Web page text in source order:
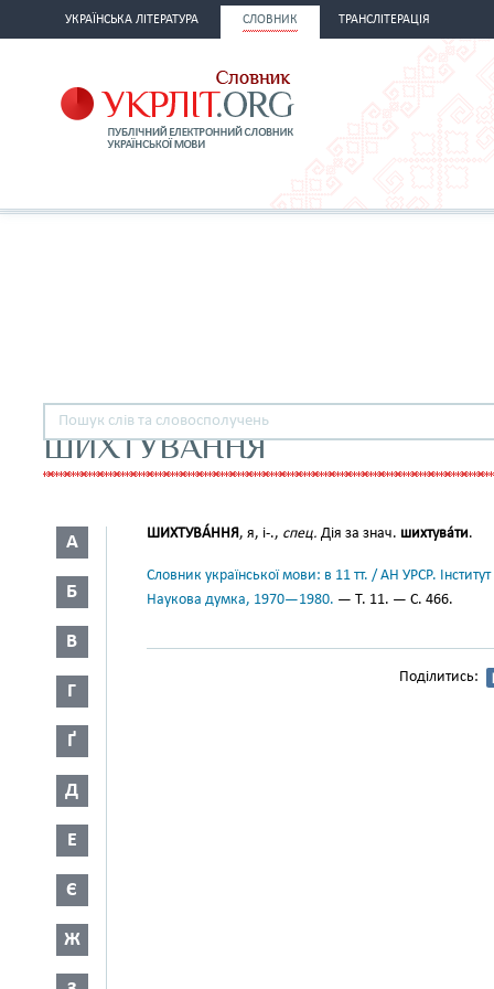
УКРАЇНСЬКА ЛІТЕРАТУРА СЛОВНИК ТРАНСЛІТЕРАЦІЯ
ШИХТУВАННЯ
А
Б
В
Г
Ґ
Д
Е
Є
Ж
ШИХТУВА́ННЯ, я, і-., спец. Дія за знач. шихтува́ти.
Словник української мови: в 11 тт. / АН УРСР.
Наукова думка, 1970—1980. — Т. 11. — С. 466.
Поділитись: